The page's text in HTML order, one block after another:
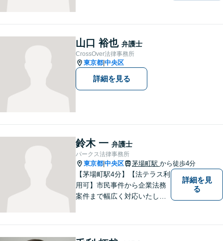
応可能。【地域に根ざした弁
護士】法律トラブルでお悩み
の方は、お気軽にご相談くだ
さい。
山口 裕也 弁護士
CrossOver法律事務所
東京都 中央区
詳細を見る
鈴木 一 弁護士
パークス法律事務所
東京都 中央区 茅場町駅 から徒歩4分
【茅場町駅4分】【法テラス利
用可】市民事件から企業法務
案件まで幅広く対応いたしま
詳細を見
る